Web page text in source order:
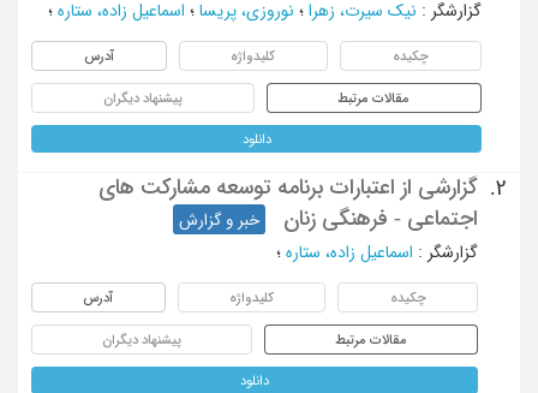
گزارشگر : نیک سیرت، زهرا ؛ نوروزی، پریسا ؛ اسماعیل زاده، ستاره ؛
چکیده کلیدواژه آدرس
مقالات مرتبط پیشنهاد دیگران
دانلود
2.
گزارشی از اعتبارات برنامه توسعه مشارکت های
اجتماعی - فرهنگی زنان
خبر و گزارش
گزارشگر : اسماعیل زاده، ستاره ؛
چکیده کلیدواژه آدرس
مقالات مرتبط پیشنهاد دیگران
دانلود